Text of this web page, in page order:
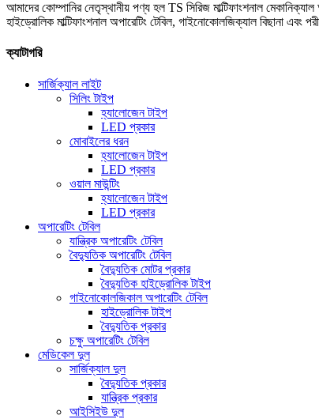
আমাদের কোম্পানির নেতৃস্থানীয় পণ্য হল TS সিরিজ মাল্টিফাংশনাল
হাইড্রোলিক মাল্টিফাংশনাল অপারেটিং টেবিল, গাইনোকোলজিক্যাল বিছানা
ক্যাটাগরি
সার্জিক্যাল লাইট
সিলিং টাইপ
হ্যালোজেন টাইপ
LED প্রকার
মোবাইলের ধরন
হ্যালোজেন টাইপ
LED প্রকার
ওয়াল মাউন্টিং
হ্যালোজেন টাইপ
LED প্রকার
অপারেটিং টেবিল
যান্ত্রিক অপারেটিং টেবিল
বৈদ্যুতিক অপারেটিং টেবিল
বৈদ্যুতিক মোটর প্রকার
বৈদ্যুতিক হাইড্রোলিক টাইপ
গাইনোকোলজিকাল অপারেটিং টেবিল
হাইড্রোলিক টাইপ
বৈদ্যুতিক প্রকার
চক্ষু অপারেটিং টেবিল
মেডিকেল দুল
সার্জিক্যাল দুল
বৈদ্যুতিক প্রকার
যান্ত্রিক প্রকার
আইসিইউ দুল